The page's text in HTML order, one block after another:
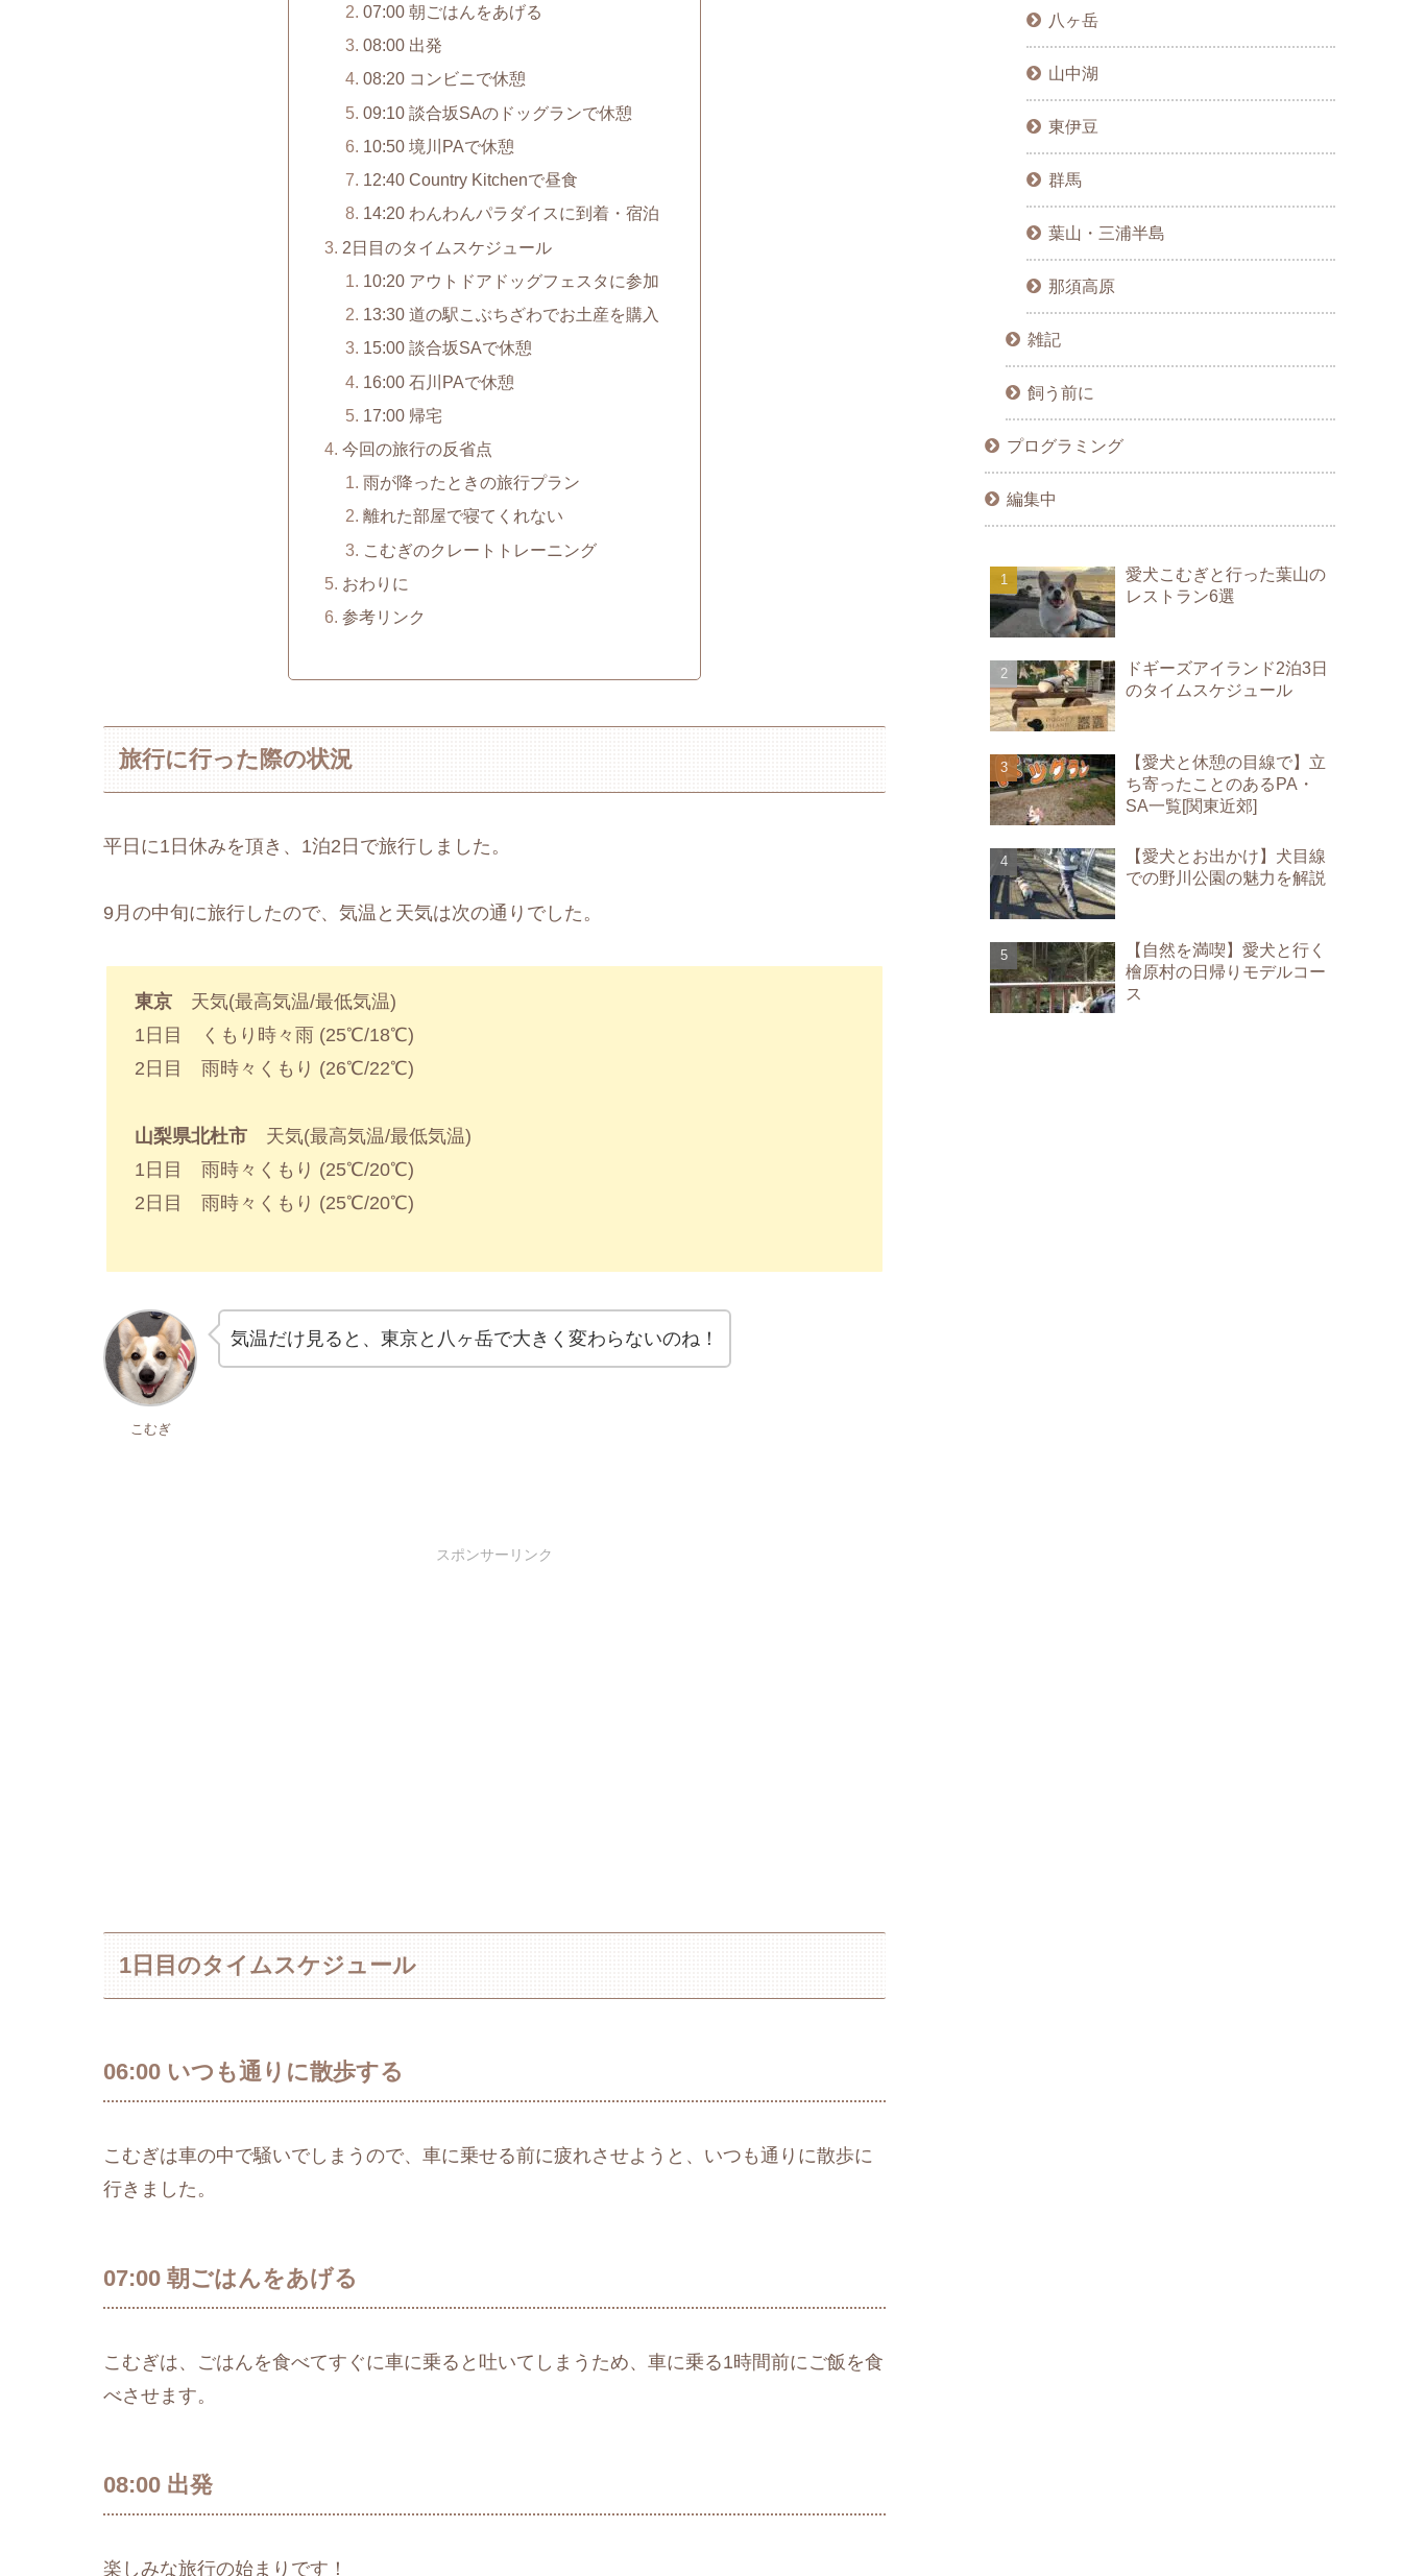
07:00 朝ごはんをあげる
08:00 出発
08:20 コンビニで休憩
09:10 談合坂SAのドッグランで休憩
10:50 境川PAで休憩
12:40 Country Kitchenで昼食
14:20 わんわんパラダイスに到着・宿泊
2日目のタイムスケジュール
10:20 アウトドアドッグフェスタに参加
13:30 道の駅こぶちざわでお土産を購入
15:00 談合坂SAで休憩
16:00 石川PAで休憩
17:00 帰宅
今回の旅行の反省点
雨が降ったときの旅行プラン
離れた部屋で寝てくれない
こむぎのクレートトレーニング
おわりに
参考リンク
旅行に行った際の状況
平日に1日休みを頂き、1泊2日で旅行しました。
9月の中旬に旅行したので、気温と天気は次の通りでした。
東京 天気(最高気温/最低気温)
1日目 くもり時々雨 (25℃/18℃)
2日目 雨時々くもり (26℃/22℃)
山梨県北杜市 天気(最高気温/最低気温)
1日目 雨時々くもり (25℃/20℃)
2日目 雨時々くもり (25℃/20℃)
こむぎ
気温だけ見ると、東京と八ヶ岳で大きく変わらないのね！
スポンサーリンク
1日目のタイムスケジュール
06:00 いつも通りに散歩する
こむぎは車の中で騒いでしまうので、車に乗せる前に疲れさせようと、いつも通りに散歩に
行きました。
07:00 朝ごはんをあげる
こむぎは、ごはんを食べてすぐに車に乗ると吐いてしまうため、車に乗る1時間前にご飯を食
べさせます。
08:00 出発
楽しみな旅行の始まりです！
八ヶ岳
山中湖
東伊豆
群馬
葉山・三浦半島
那須高原
雑記
飼う前に
プログラミング
編集中
愛犬こむぎと行った葉山の
レストラン6選
ドギーズアイランド2泊3日
のタイムスケジュール
【愛犬と休憩の目線で】立
ち寄ったことのあるPA・
SA一覧[関東近郊]
【愛犬とお出かけ】犬目線
での野川公園の魅力を解説
【自然を満喫】愛犬と行く
檜原村の日帰りモデルコー
ス